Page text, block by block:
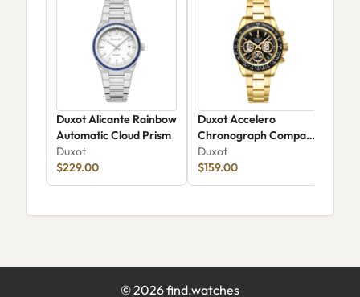
Duxot Alicante Rainbow
Automatic Cloud Prism
Duxot
$229.00
Duxot Accelero
Chronograph Compax
Skeleton Edition DX-
2065-EE
Duxot
$159.00
©2026find.watches